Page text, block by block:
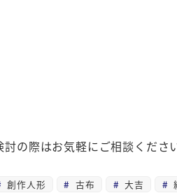
の際はお気軽にご相談ください
創作人形 古布 大吉